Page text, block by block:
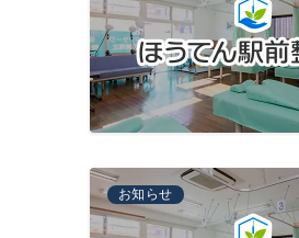
お知らせ